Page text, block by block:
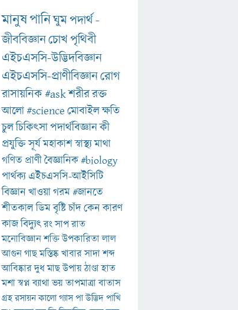
মানুষপানিঘুমপদার্থ-
জীববিজ্ঞানচোখপৃথিবী
এইচএসসি-উদ্ভিদবিজ্ঞান
এইচএসসি-প্রাণীবিজ্ঞানরোগ
রাসায়নিক#askশরীররক্ত
আলো#scienceমোবাইলক্ষতি
চুলচিকিৎসাপদার্থবিজ্ঞানকী
প্রযুক্তিসূর্যমহাকাশস্বাস্থ্যমাথা
গণিত প্রাণীবৈজ্ঞানিক#biology
পার্থক্য এইচএসসি-আইসিটি
বিজ্ঞানখাওয়াগরম#জানতে
শীতকালডিমবৃষ্টিচাঁদকেনকারণ
কাজবিদ্যুৎরংসাপরাত
মনোবিজ্ঞানশক্তিউপকারিতালাল
আগুনগাছমস্তিষ্কখাবারসাদাশব্দ
আবিষ্কারদুধমাছউপায়ঠাণ্ডাহাত
মশাস্বপ্নব্যাথাভয়তাপমাত্রাবাতাস
গ্রহরসায়নকালোগ্যাসপাউদ্ভিদপাখি